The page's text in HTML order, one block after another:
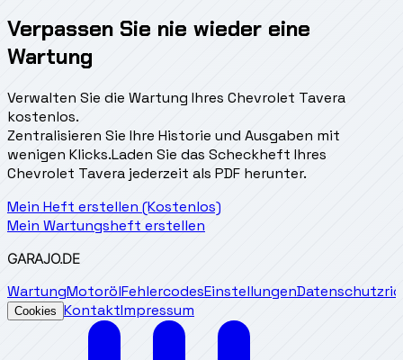
Verpassen Sie nie wieder eine
Wartung
Verwalten Sie die Wartung Ihres Chevrolet Tavera
kostenlos.
Zentralisieren Sie Ihre Historie und Ausgaben mit
wenigen Klicks.Laden Sie das Scheckheft Ihres
Chevrolet Tavera jederzeit als PDF herunter.
Mein Heft erstellen (Kostenlos)
Mein Wartungsheft erstellen
GARAJO.DE
WartungMotorölFehlercodesEinstellungen
Cookies KontaktImpressum